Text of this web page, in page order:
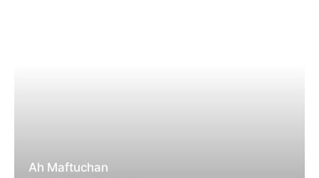
Ah Maftuchan